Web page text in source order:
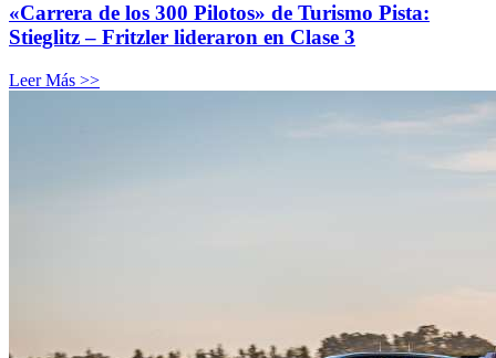
«Carrera de los 300 Pilotos» de Turismo Pista:
Stieglitz – Fritzler lideraron en Clase 3
Leer Más >>